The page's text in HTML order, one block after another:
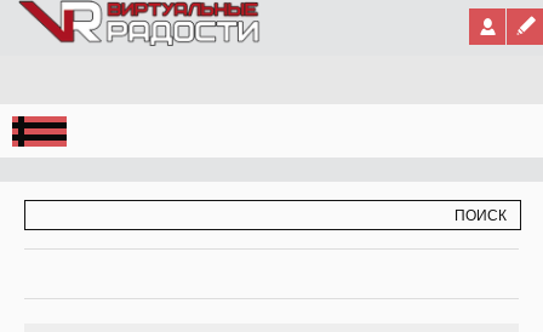
Jump to Navigation